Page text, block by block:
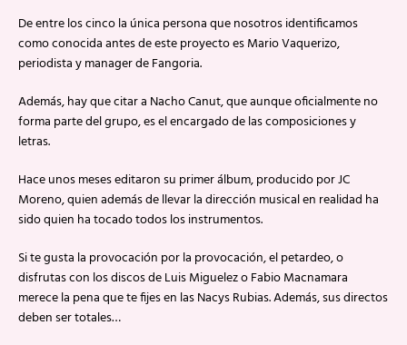
De entre los cinco la única persona que nosotros identificamos
como conocida antes de este proyecto es Mario Vaquerizo,
periodista y manager de Fangoria.
Además, hay que citar a Nacho Canut, que aunque oficialmente no
forma parte del grupo, es el encargado de las composiciones y
letras.
Hace unos meses editaron su primer álbum, producido por JC
Moreno, quien además de llevar la dirección musical en realidad ha
sido quien ha tocado todos los instrumentos.
Si te gusta la provocación por la provocación, el petardeo, o
disfrutas con los discos de Luis Miguelez o Fabio Macnamara
merece la pena que te fijes en las Nacys Rubias. Además, sus directos
deben ser totales…